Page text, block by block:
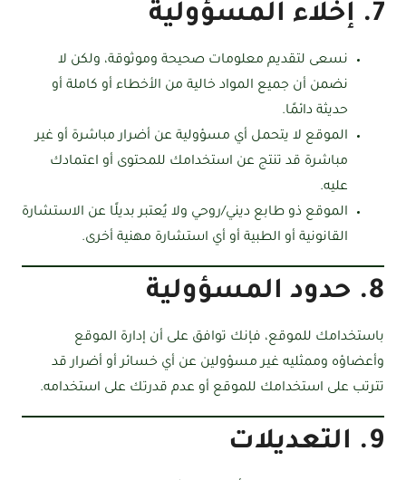
7. إخلاء المسؤولية
نسعى لتقديم معلومات صحيحة وموثوقة، ولكن لا
نضمن أن جميع المواد خالية من الأخطاء أو كاملة أو
حديثة دائمًا.
الموقع لا يتحمل أي مسؤولية عن أضرار مباشرة أو غير
مباشرة قد تنتج عن استخدامك للمحتوى أو اعتمادك
عليه.
الموقع ذو طابع ديني/روحي ولا يُعتبر بديلًا عن الاستشارة
القانونية أو الطبية أو أي استشارة مهنية أخرى.
8. حدود المسؤولية
باستخدامك للموقع، فإنك توافق على أن إدارة الموقع
وأعضاؤه وممثليه غير مسؤولين عن أي خسائر أو أضرار قد
تترتب على استخدامك للموقع أو عدم قدرتك على استخدامه.
9. التعديلات